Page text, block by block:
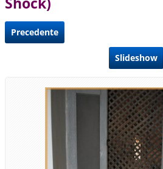
Precedente
Slideshow